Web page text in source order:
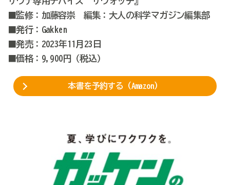
■監修：加藤容崇 編集：大人の科学マガジン編集部
■発行：Gakken
■発売：2023年11月23日
■価格：9,900円（税込）
本書を予約する（Amazon）